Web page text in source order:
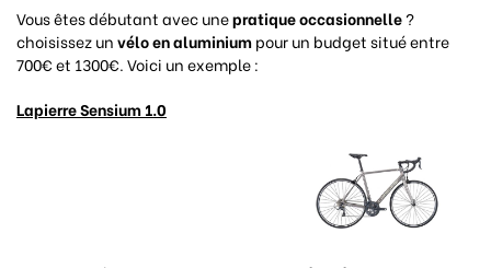
Vous êtes débutant avec unepratique occasionnelle?
choisissez unvélo en aluminiumpour un budget situé entre
700€ et 1300€. Voici un exemple :
Lapierre Sensium 1.0